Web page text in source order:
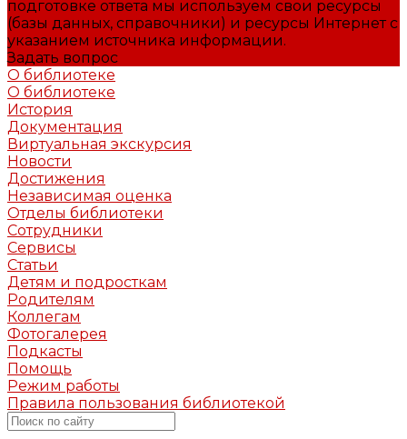
подготовке ответа мы используем свои ресурсы
(базы данных, справочники) и ресурсы Интернет с
указанием источника информации.
Задать вопрос
О библиотеке
О библиотеке
История
Документация
Виртуальная экскурсия
Новости
Достижения
Независимая оценка
Отделы библиотеки
Сотрудники
Сервисы
Статьи
Детям и подросткам
Родителям
Коллегам
Фотогалерея
Подкасты
Помощь
Режим работы
Правила пользования библиотекой